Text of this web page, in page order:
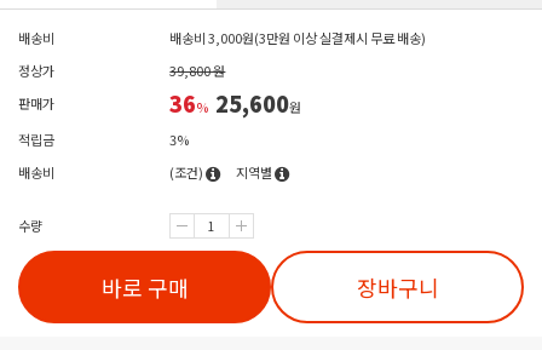
배송비
배송비 3,000원(3만원 이상 실결제시 무료 배송)
정상가
39,800 원
판매가
36% 25,600원
적립금
3%
배송비
(조건) 지역별
수량
바로 구매 장바구니